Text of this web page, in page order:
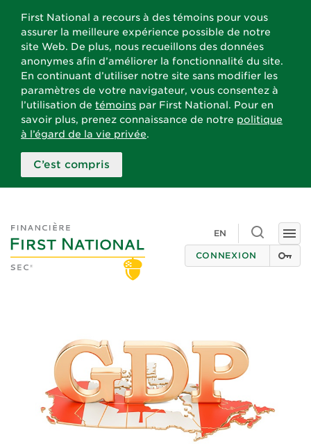
First National a recours à des témoins pour vous
assurer la meilleure expérience possible de notre
site Web. De plus, nous recueillons des données
anonymes afin d’améliorer la fonctionnalité du site.
En continuant d’utiliser notre site sans modifier les
paramètres de votre navigateur, vous consentez à
l’utilisation de témoins par First National. Pour en
savoir plus, prenez connaissance de notre politique
à l’égard de la vie privée.
C’est compris
EN
Toggle
search
CONNEXION